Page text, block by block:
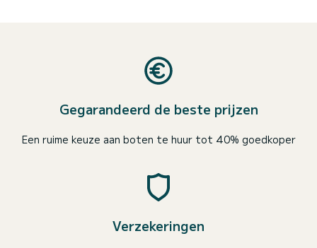
Gegarandeerd de beste prijzen
Een ruime keuze aan boten te huur tot 40% goedkoper
Verzekeringen